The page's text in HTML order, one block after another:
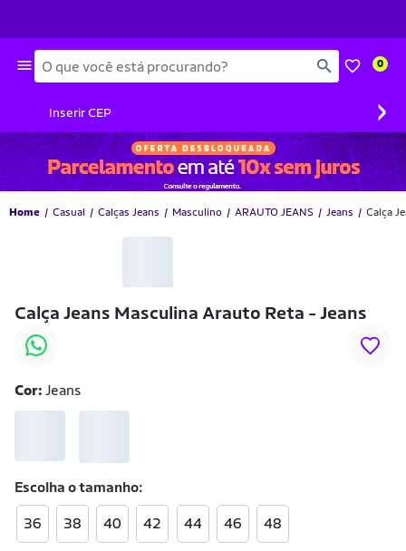
Busca 0
Inserir CEP ›
Home Casual Calças Jeans Masculino ARAUTO JEANS Jeans Calça
Calça Jeans Masculina Arauto Reta - Jeans
Cor: Jeans
Escolha otamanho
36 38 40 42 44 46 48